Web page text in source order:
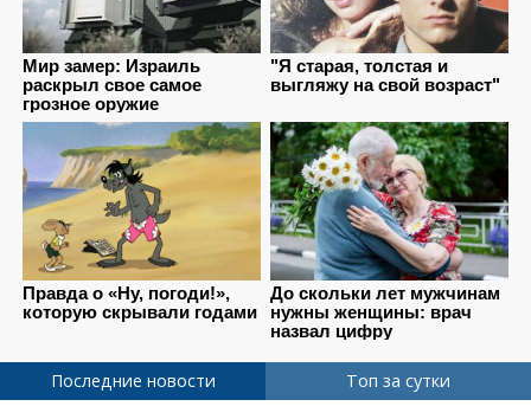
Последние новости Топ за сутки